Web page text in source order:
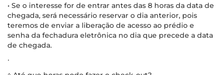
• Se o interesse for de entrar antes das 8 horas da data de
chegada, será necessário reservar o dia anterior, pois
teremos de enviar a liberação de acesso ao prédio e
senha da fechadura eletrônica no dia que precede a data
de chegada.
∙